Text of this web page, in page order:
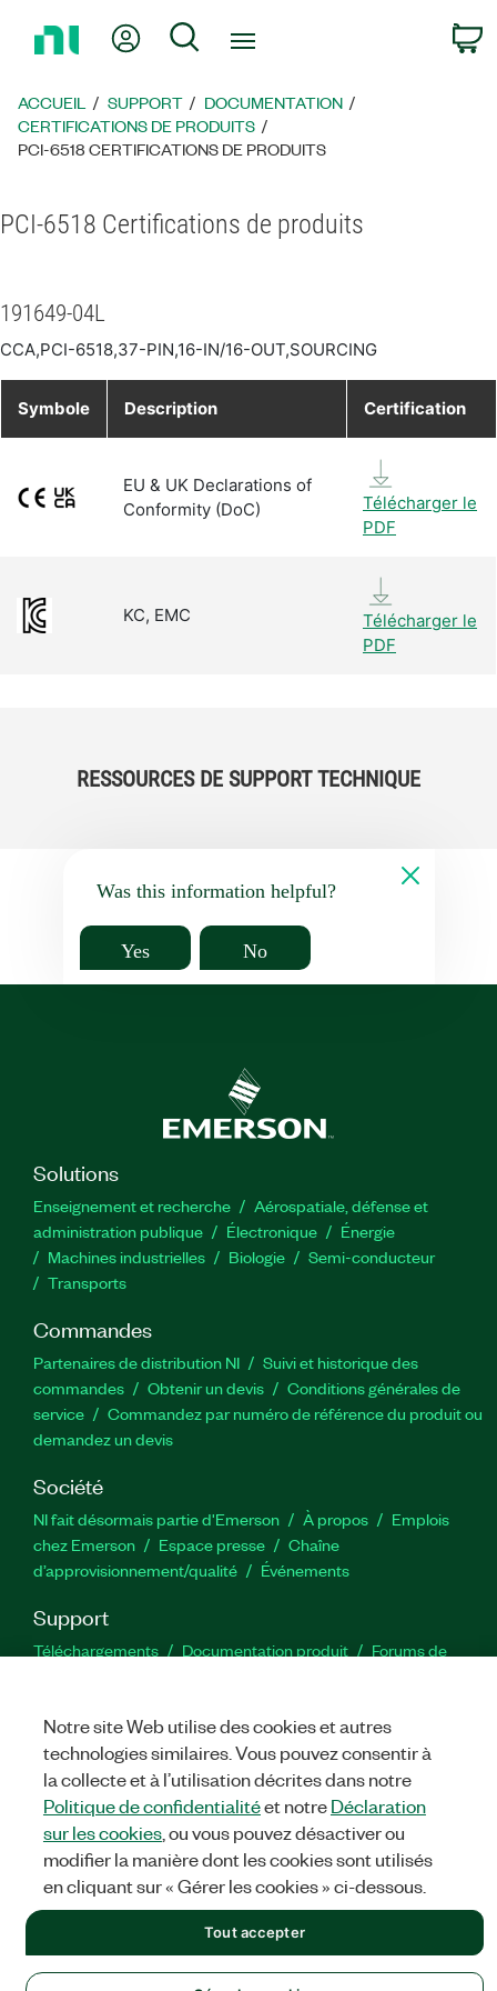
page
d’accueil
Mon compteRechercher
ACCUEIL SUPPORT
DOCUMENTATION
CERTIFICATIONS DE PRODUITS
PCI-6518 CERTIFICATIONS DE PRODUITS
PCI-6518 Certifications de produits
191649-04L
CCA,PCI-6518,37-PIN,16-IN/16-OUT,SOURCING
Symbole Description Certification
EU & UK Declarations of
Conformity (DoC)
Télécharger le
PDF
KC, EMC
Télécharger le
PDF
RESSOURCES DE SUPPORT TECHNIQUE
Was this information helpful?
Yes No
Solutions
Enseignement et recherche
Aérospatiale, défense et
administration publique
Électronique
Énergie​
Machines industrielles
Biologie
Semi-conducteur
Transports
Commandes
Partenaires de distribution NI
Suivi et historique des
commandes
Obtenir un devis
Conditions générales de
service
Commandez par numéro de référence du produit ou
demandez un devis
Société
NI fait désormais partie d'Emerson À propos
Emplois
chez Emerson
Espace presse
Chaîne
d’approvisionnement/qualité
Événements
Support
Téléchargements Documentation produit
Forums de
TwitterYouTube
MENTIONS LÉGALES
les cookies
©NATIONAL INSTRUMENTS CORP. TOUS DROITS RÉSERVÉS.
Notre site Web utilise des cookies et autres
technologies similaires. Vous pouvez consentir à
la collecte et à l’utilisation décrites dans notre
Politique de confidentialitéet notreDéclaration
sur les cookies, ou vous pouvez désactiver ou
modifier la manière dont les cookies sont utilisés
en cliquant sur « Gérer les cookies » ci-dessous.
Tout accepter